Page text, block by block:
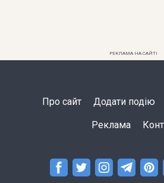
РЕКЛАМА НА САЙТІ
Про сайт Додати подію
Реклама